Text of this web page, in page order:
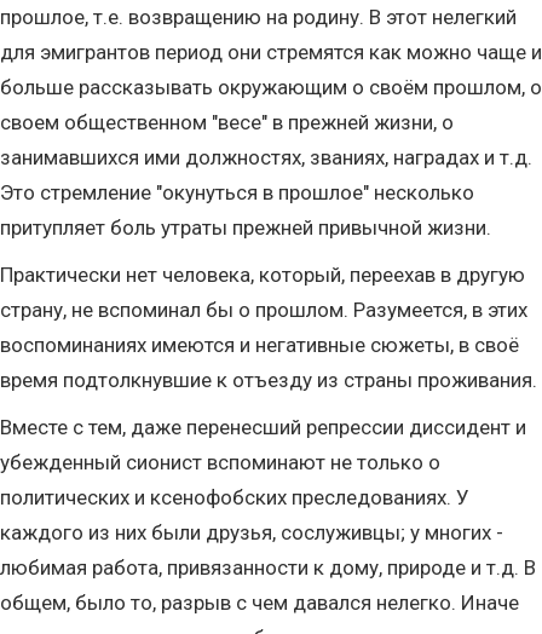
прошлое, т.е. возвращению на родину. В этот нелегкий
для эмигрантов период они стремятся как можно чаще и
больше рассказывать окружающим о своём прошлом, о
своем общественном "весе" в прежней жизни, о
занимавшихся ими должностях, званиях, наградах и т.д.
Это стремление "окунуться в прошлое" несколько
притупляет боль утраты прежней привычной жизни.
Практически нет человека, который, переехав в другую
страну, не вспоминал бы о прошлом. Разумеется, в этих
воспоминаниях имеются и негативные сюжеты, в своё
время подтолкнувшие к отъезду из страны проживания.
Вместе с тем, даже перенесший репрессии диссидент и
убежденный сионист вспоминают не только о
политических и ксенофобских преследованиях. У
каждого из них были друзья, сослуживцы; у многих -
любимая работа, привязанности к дому, природе и т.д. В
общем, было то, разрыв с чем давался нелегко. Иначе